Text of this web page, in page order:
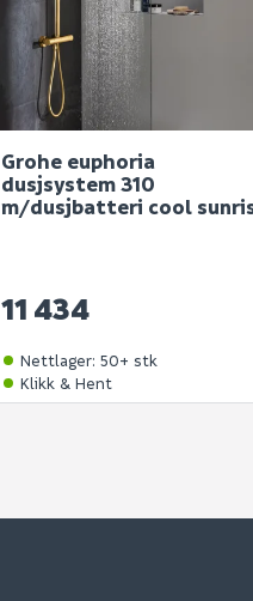
Grohe euphoria
dusjsystem 310
m/dusjbatteri cool
11 434
Nettlager:50+ stk
Klikk & Hent